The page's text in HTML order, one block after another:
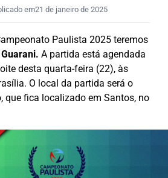
em21 de janeiro de 2025
Paulista 2025 teremos
A partida está agendada
desta quarta-feira (22), às
O local da partida será o
que fica localizado em Santos, no